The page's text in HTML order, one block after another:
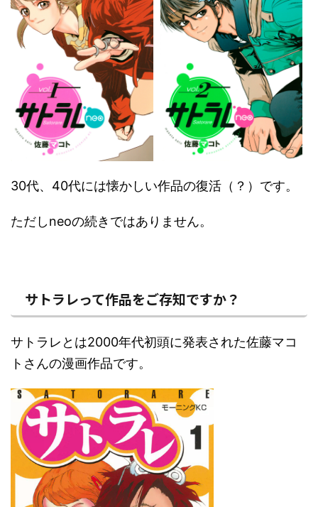
30代、40代には懐かしい作品の復活（？）です。
ただしneoの続きではありません。
サトラレって作品をご存知ですか？
サトラレとは2000年代初頭に発表された佐藤マコ
トさんの漫画作品です。